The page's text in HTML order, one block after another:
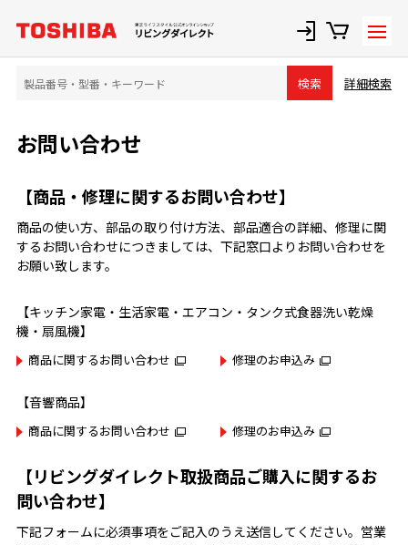
検索 詳細検索
お問い合わせ
【商品・修理に関するお問い合わせ】
商品の使い方、部品の取り付け方法、部品適合の詳細、修理に関
するお問い合わせにつきましては、下記窓口よりお問い合わせを
お願い致します。
【キッチン家電・生活家電・エアコン・タンク式食器洗い乾燥
機・扇風機】
商品に関するお問い合わせ 修理のお申込み
【音響商品】
商品に関するお問い合わせ 修理のお申込み
【リビングダイレクト取扱商品ご購入に関するお
問い合わせ】
下記フォームに必須事項をご記入のうえ送信してください。営業